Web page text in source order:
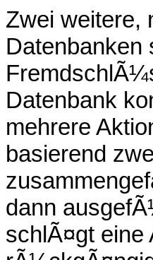
Zwei weitere,
Datenbanken
Datenbank
mehrere
basierend
dann
schlÃ¤gt eine